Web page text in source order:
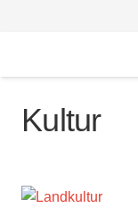
Kultur